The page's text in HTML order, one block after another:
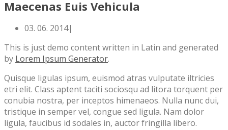
Maecenas Euis Vehicula
03. 06. 2014|
This is just demo content written in Latin and generated
by Lorem Ipsum Generator.
Quisque ligulas ipsum, euismod atras vulputate iltricies
etri elit. Class aptent taciti sociosqu ad litora torquent per
conubia nostra, per inceptos himenaeos. Nulla nunc dui,
tristique in semper vel, congue sed ligula. Nam dolor
ligula, faucibus id sodales in, auctor fringilla libero.